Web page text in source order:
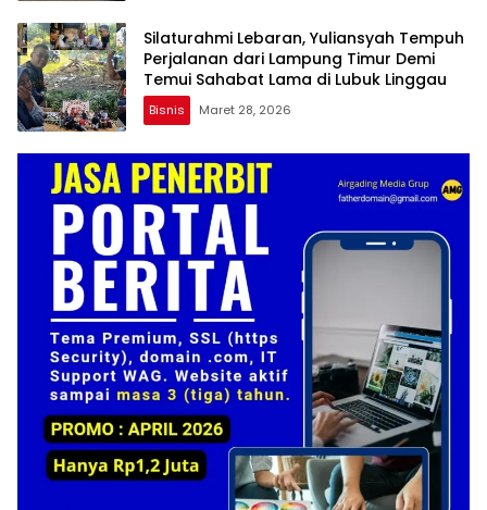
Silaturahmi Lebaran, Yuliansyah Tempuh
Perjalanan dari Lampung Timur Demi
Temui Sahabat Lama di Lubuk Linggau
Bisnis Maret 28, 2026